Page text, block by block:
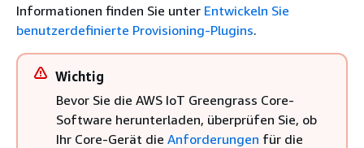
Informationen finden Sie unter Entwickeln Sie
benutzerdefinierte Provisioning-Plugins.
Wichtig
Bevor Sie die AWS IoT Greengrass Core-
Software herunterladen, überprüfen Sie, ob
Ihr Core-Gerät die Anforderungen für die